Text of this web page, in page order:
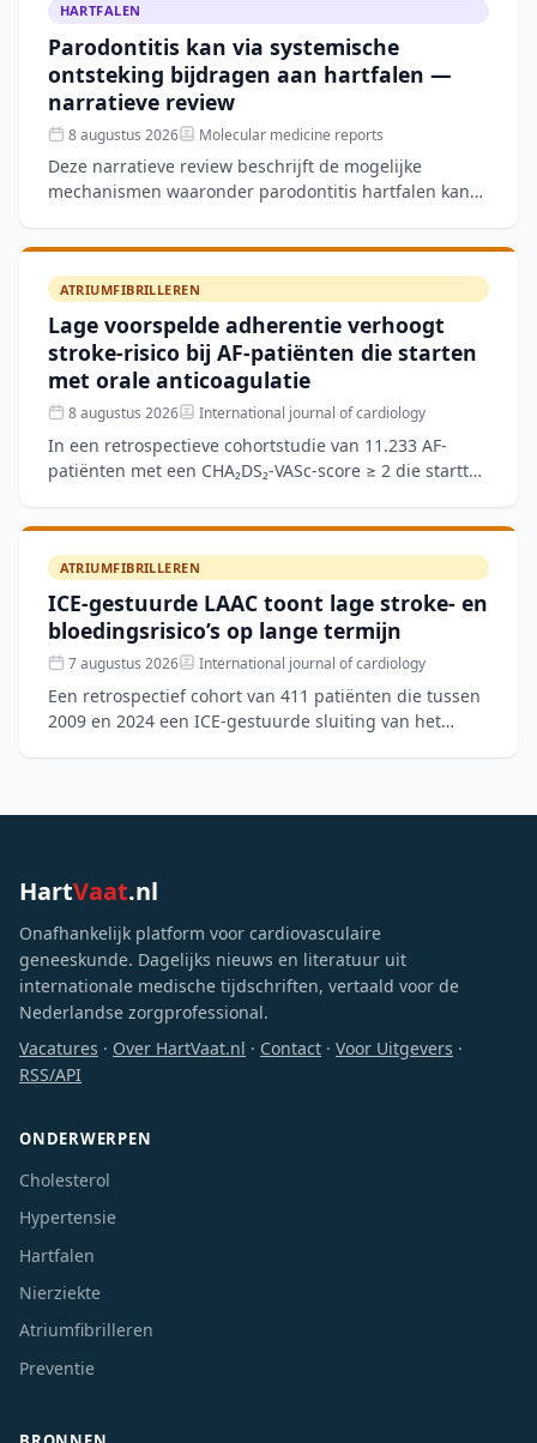
HARTFALEN
Parodontitis kan via systemische
ontsteking bijdragen aan hartfalen —
narratieve review
8 augustus 2026 Molecular medicine reports
Deze narratieve review beschrijft de mogelijke
mechanismen waaronder parodontitis hartfalen kan
verschuivin
ATRIUMFIBRILLEREN
Lage voorspelde adherentie verhoogt
stroke-risico bij AF-patiënten die starten
met orale anticoagulatie
8 augustus 2026 International journal of cardiology
In een retrospectieve cohortstudie van 11.233 AF-
patiënten met een CHA₂DS₂-VASc-score ≥ 2 die startten
ATRIUMFIBRILLEREN
ICE-gestuurde LAAC toont lage stroke- en
bloedingsrisico’s op lange termijn
7 augustus 2026 International journal of cardiology
Een retrospectief cohort van 411 patiënten die tussen
2009 en 2024 een ICE-gestuurde sluiting van het
HartVaat.nl
Onafhankelijk platform voor cardiovasculaire
geneeskunde. Dagelijks nieuws en literatuur uit
internationale medische tijdschriften, vertaald voor de
Nederlandse zorgprofessional.
Vacatures · Over HartVaat.nl · Contact · Voor Uitgevers ·
RSS/API
ONDERWERPEN
Cholesterol
Hypertensie
Hartfalen
Nierziekte
Atriumfibrilleren
Preventie